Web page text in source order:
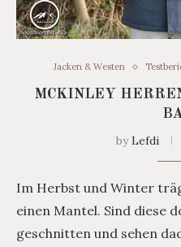
Jacken & Westen
MCKINLEY
byLefdi
Im Herbst und Winter
einen Mantel. Sind diese
geschnitten und sehen